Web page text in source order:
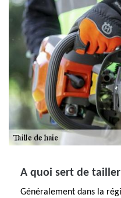
A quoi sert de
Généralement dans la